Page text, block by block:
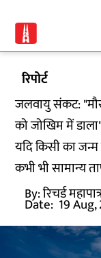
रिपोर्ट
जलवायु संकट:
को जोखिम में
यदि किसी का
कभी भी सामान्य
By:रिचर्ड
Date: 19 Aug,